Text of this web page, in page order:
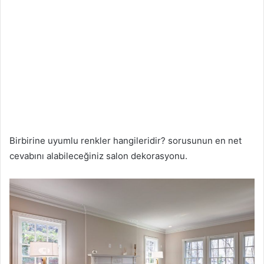
Birbirine uyumlu renkler hangileridir? sorusunun en net
cevabını alabileceğiniz salon dekorasyonu.